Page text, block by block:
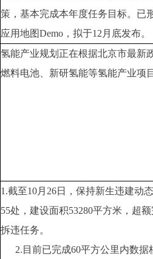
策，基本完成本年度任务目标。已
应用地图Demo，拟于12月底发布。
氢能产业规划正在根据北京市最新
燃料电池、新研氢能等氢能产业项
1.截至10月26日，保持新生违建动
55处，建设面积53280平方米，超
拆违任务。
2.目前已完成60平方公里内数据